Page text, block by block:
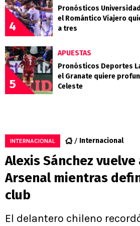
4
Pronósticos
el Romántico Viajero
a tres
5
APUESTAS
Pronósticos Deportes
el Granate quiere
Celeste
INTERNACIONAL Internacional
Alexis Sánchez
Arsenal mientras
club
El delantero chileno